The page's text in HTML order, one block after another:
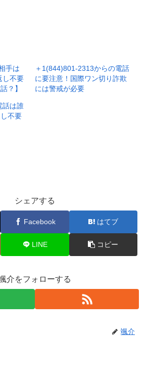
手は
し不要
？】
＋1(844)801-2313からの電話
に要注意！国際ワン切り詐欺
には警戒が必要
話は誰
不要
シェアする
Facebook はてブ
LINE コピー
介をフォローする
颯介